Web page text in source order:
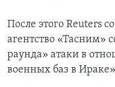
После этого Reuters
агентство «Тасним»
раунда» атаки в
военных баз в